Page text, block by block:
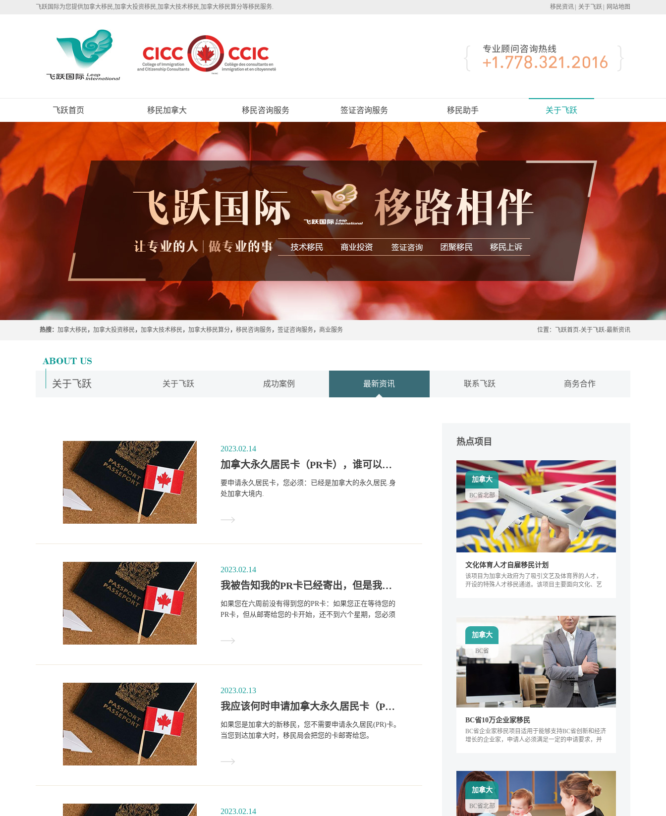
飞跃国际为您提供加拿大移民,加拿大投资移民,加拿大技术移民,加拿大移民算分等移民服务. 移民资讯 关于飞跃 网站地图
飞跃首页 移民加拿大 移民咨询服务 签证咨询服务 移民助手 关于飞跃
热搜： 加拿大移民 ， 加拿大投资移民 ， 加拿大技术移民 ， 加拿大移民算分， 移民咨询服务， 签证咨询服务， 商业服务 位置： 飞跃首页-关于飞跃-最新资讯
关于飞跃 关于飞跃 成功案例 最新资讯 联系飞跃 商务合作
2023.02.14
加拿大永久居民卡（PR卡），谁可以申请？
要申请永久居民卡，您必须：已经是加拿大的永久居民.身
处加拿大境内.
2023.02.14
我被告知我的PR卡已经寄出，但是我一直没有收到，我该怎么办？
如果您在六周前没有得到您的PR卡：如果您正在等待您的
PR卡，但从邮寄给您的卡开始，还不到六个星期，您必须
2023.02.13
我应该何时申请加拿大永久居民卡（PR卡）？
如果您是加拿大的新移民，您不需要申请永久居民(PR)卡。
当您到达加拿大时，移民局会把您的卡邮寄给您。
2023.02.14
热点项目
文化体育人才自雇移民计划
该项目为加拿大政府为了吸引文艺及体育界的人才，
开设的特殊人才移民通道。该项目主要面向文化、艺
成为特殊类人才的热门移民项目。
加拿大
BC省北部
BC省10万企业家移民
BC省企业家移民项目适用于能够支持BC省创新和经济
增长的企业家，申请人必须满足一定的申请要求，并
加拿大
BC省
加拿大
BC省北部